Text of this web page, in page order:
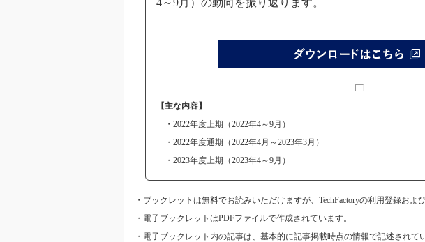
海
4～9月）の動向を振り返ります。
【主な内容】
・2022年度上期（2022年4～9月）
・2022年度通期（2022年4月～2023年3月）
・2023年度上期（2023年4～9月）
・ブックレットは無料でお読みいただけますが、TechFactoryの利用登録およ
・電子ブックレットはPDFファイルで作成されています。
・電子ブックレット内の記事は、基本的に記事掲載時点の情報で記述され